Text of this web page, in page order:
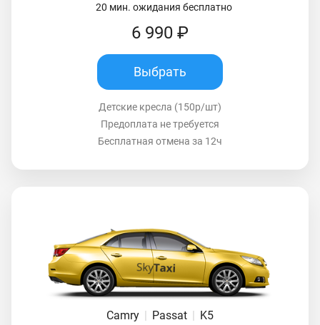
20 мин. ожидания бесплатно
6 990 ₽
Выбрать
Детские кресла (150р/шт)
Предоплата не требуется
Бесплатная отмена за 12ч
Camry Passat K5